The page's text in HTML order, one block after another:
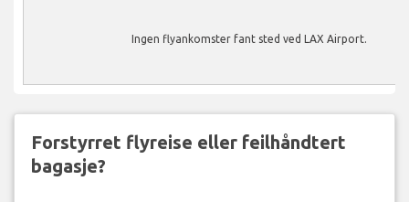
Ingen flyankomster fant sted ved LAX Airport.
Forstyrret flyreise eller feilhåndtert
bagasje?